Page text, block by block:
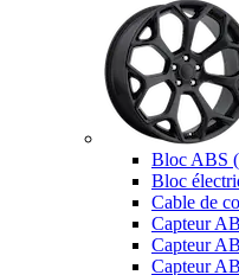
Bloc ABS
Bloc
Cable de
Capteur
Capteur
Capteur